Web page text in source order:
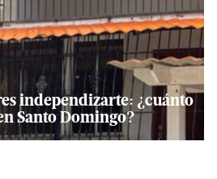
independizarte: ¿cuánto
Santo Domingo?